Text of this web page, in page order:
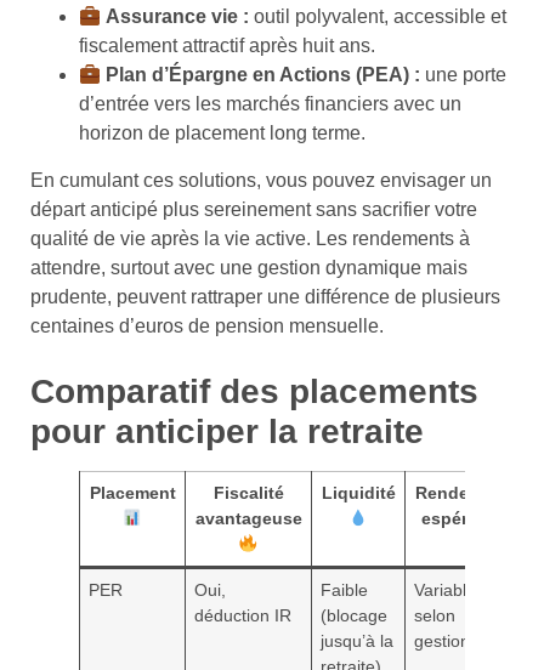
Assurance vie : outil polyvalent, accessible et
fiscalement attractif après huit ans.
Plan d’Épargne en Actions (PEA) : une porte
d’entrée vers les marchés financiers avec un
horizon de placement long terme.
En cumulant ces solutions, vous pouvez envisager un
départ anticipé plus sereinement sans sacrifier votre
qualité de vie après la vie active. Les rendements à
attendre, surtout avec une gestion dynamique mais
prudente, peuvent rattraper une différence de plusieurs
centaines d’euros de pension mensuelle.
Comparatif des placements
pour anticiper la retraite
Placement
Fiscalité
avantageuse
Liquidité
Rendement
espéré
PER
Oui,
déduction IR
Faible
(blocage
jusqu’à la
Variable
selon
gestion